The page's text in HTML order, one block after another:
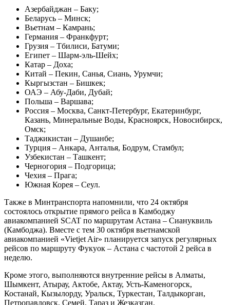
Азербайджан – Баку;
Беларусь – Минск;
Вьетнам – Камрань;
Германия – Франкфурт;
Грузия – Тбилиси, Батуми;
Египет – Шарм-эль-Шейх;
Катар – Доха;
Китай – Пекин, Санья, Сиань, Урумчи;
Кыргызстан – Бишкек;
ОАЭ – Абу-Даби, Дубай;
Польша – Варшава;
Россия – Москва, Санкт-Петербург, Екатеринбург,
Казань, Минеральные Воды, Красноярск, Новосибирск,
Омск;
Таджикистан – Душанбе;
Турция – Анкара, Анталья, Бодрум, Стамбул;
Узбекистан – Ташкент;
Черногория – Подгорица;
Чехия – Прага;
Южная Корея – Сеул.
Также в Минтранспорта напомнили, что 24 октября
состоялось открытие прямого рейса в Камбоджу
авиакомпанией SCAT по маршрутам Астана – Сиануквиль
(Камбоджа). Вместе с тем 30 октября вьетнамской
авиакомпанией «Vietjet Air» планируется запуск регулярных
рейсов по маршруту Фукуок – Астана с частотой 2 рейса в
неделю.
Кроме этого, выполняются внутренние рейсы в Алматы,
Шымкент, Атырау, Актобе, Актау, Усть-Каменогорск,
Костанай, Кызылорду, Уральск, Туркестан, Талдыкорган,
Петропавловск, Семей, Тараз и Жезказган.